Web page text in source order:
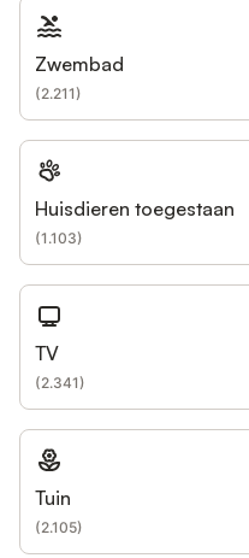
Zwembad
(2.211)
Huisdieren toegestaan
(1.103)
TV
(2.341)
Tuin
(2.105)